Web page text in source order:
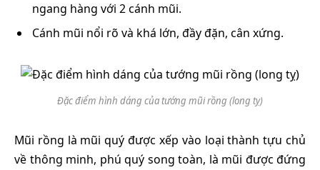
ngang hàng với 2 cánh mũi.
Cánh mũi nổi rõ và khá lớn, đầy đặn, cân xứng.
Đặc điểm hình dáng của tướng mũi rồng (long tỵ)
Mũi rồng là mũi quý được xếp vào loại thành tựu chủ
về thông minh, phú quý song toàn, là mũi được đứng